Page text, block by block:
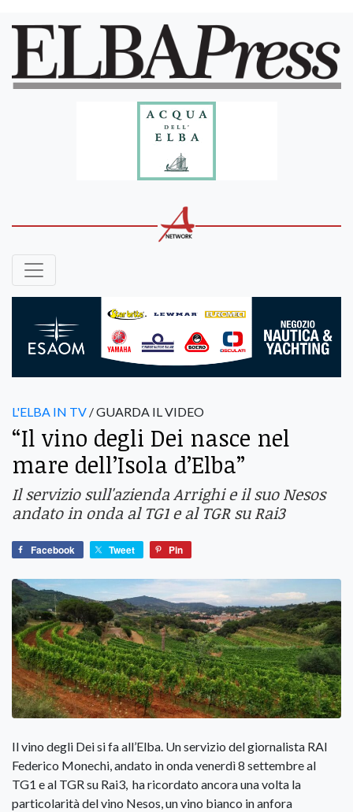
L'ELBA IN TV / GUARDA IL VIDEO
“Il vino degli Dei nasce nel
mare dell’Isola d’Elba”
Il servizio sull'azienda Arrighi e il suo Nesos
andato in onda al TG1 e al TGR su Rai3
Facebook Tweet Pin
Il vino degli Dei si fa all’Elba. Un servizio del giornalista RAI
Federico Monechi, andato in onda venerdì 8 settembre al
TG1 e al TGR su Rai3, ha ricordato ancora una volta la
particolarità del vino Nesos, un vino bianco in anfora